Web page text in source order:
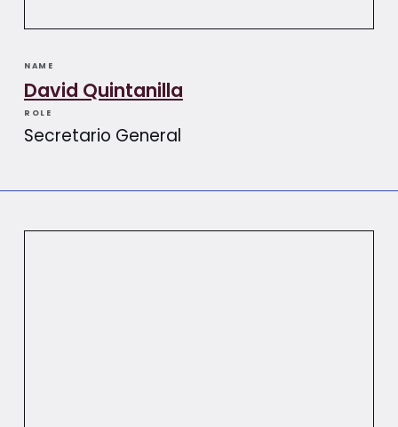
NAME
David Quintanilla
ROLE
Secretario General